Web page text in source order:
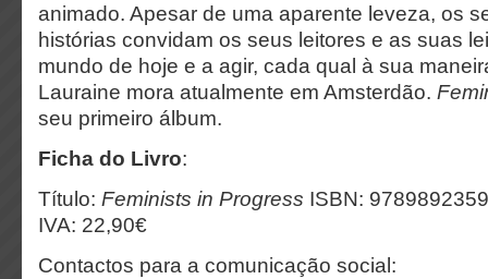
animado. Apesar de uma aparente leveza, os
histórias convidam os seus leitores e as suas
mundo de hoje e a agir, cada qual à sua
Lauraine mora atualmente em Amsterdão.
seu primeiro álbum.
Ficha do Livro:
Título: Feminists in Progress ISBN:
IVA: 22,90€
Contactos para a comunicação social: